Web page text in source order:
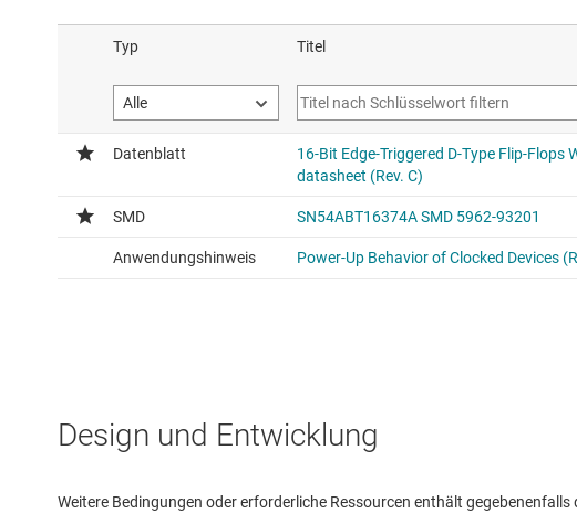
Design und Entwicklung
Weitere Bedingungen oder erforderliche Ressourcen enthält